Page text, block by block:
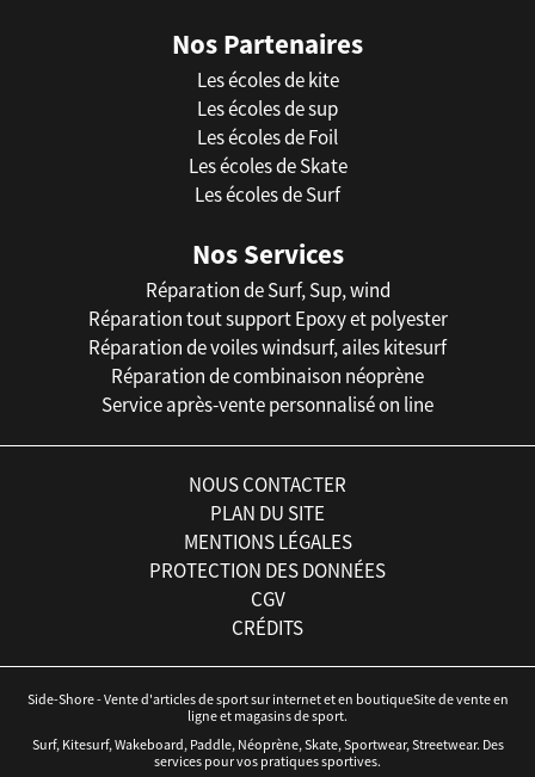
Nos Partenaires
Les écoles de kite
Les écoles de sup
Les écoles de Foil
Les écoles de Skate
Les écoles de Surf
Nos Services
Réparation de Surf, Sup, wind
Réparation tout support Epoxy et polyester
Réparation de voiles windsurf, ailes kitesurf
Réparation de combinaison néoprène
Service après-vente personnalisé on line
NOUS CONTACTER
PLAN DU SITE
MENTIONS LÉGALES
PROTECTION DES DONNÉES
CGV
CRÉDITS
Side-Shore - Vente d'articles de sport sur internet et en boutiqueSite de vente en
ligne et magasins de sport.
Surf, Kitesurf, Wakeboard, Paddle, Néoprène, Skate, Sportwear, Streetwear. Des
services pour vos pratiques sportives.